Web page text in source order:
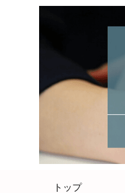
トップ